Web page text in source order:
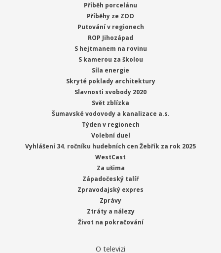
Příběh porcelánu
Příběhy ze ZOO
Putování v regionech
ROP Jihozápad
S hejtmanem na rovinu
S kamerou za školou
Síla energie
Skryté poklady architektury
Slavnosti svobody 2020
Svět zblízka
Šumavské vodovody a kanalizace a.s.
Týden v regionech
Volební duel
Vyhlášení 34. ročníku hudebních cen Žebřík za rok 2025
WestCast
Za ušima
Západočeský talíř
Zpravodajský expres
Zprávy
Ztráty a nálezy
Život na pokračování
O televizi